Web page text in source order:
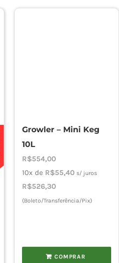
Growler – Mini Keg
10L
R$554,00
10x de R$55,40 s/ juros
R$526,30
(Boleto/Transferência/Pix)
COMPRAR